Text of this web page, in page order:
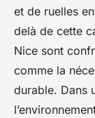
et de ruelles
delà de cette
Nice sont
comme la
durable. Dans